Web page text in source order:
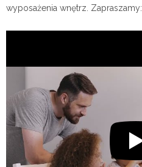
wyposażenia wnętrz. Zapraszamy: